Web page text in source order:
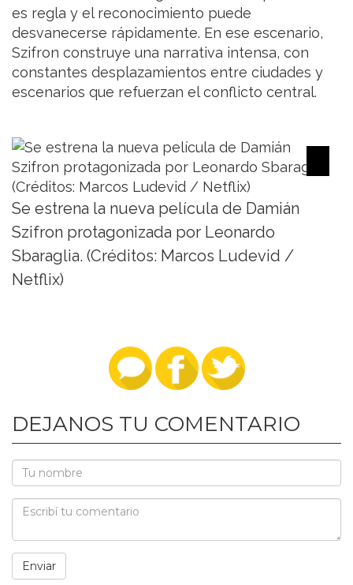
es regla y el reconocimiento puede
desvanecerse rápidamente. En ese escenario,
Szifron construye una narrativa intensa, con
constantes desplazamientos entre ciudades y
escenarios que refuerzan el conflicto central.
Se estrena la nueva película de Damián
Szifron protagonizada por Leonardo
Sbaraglia. (Créditos: Marcos Ludevid /
Netflix)
DEJANOS TU COMENTARIO